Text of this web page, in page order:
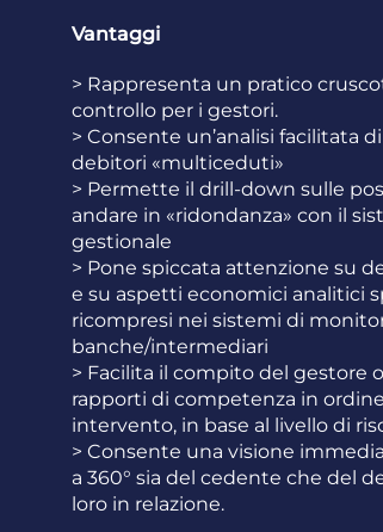
Vantaggi
> Rappresenta un pratico
controllo per i gestori.
> Consente un’analisi facilitata
debitori «multiceduti»
> Permette il drill-down sulle
andare in «ridondanza» con il
gestionale
> Pone spiccata attenzione su
e su aspetti economici analitici
ricompresi nei sistemi di
banche/intermediari
> Facilita il compito del gestore
rapporti di competenza in
intervento, in base al livello di
> Consente una visione
a 360° sia del cedente che del
loro in relazione.